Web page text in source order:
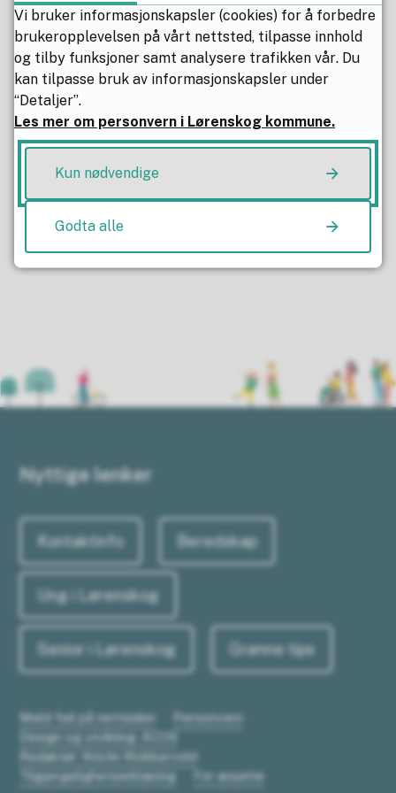
Nyttige nettsider og brosjyrer
Fant du det du lette etter?
Nyttige lenker
Kontaktinfo Beredskap
Ung i Lørenskog
Senior i Lørenskog Grønne tips
Meld feil på nettsiden
Personvern
Design og utvikling: ACOS
Redaktør: Kristin Klokkervold
Tilgjengelighetserklæring
For ansatte
Vi bruker informasjonskapsler (cookies) for å forbedre
brukeropplevelsen på vårt nettsted, tilpasse innhold
og tilby funksjoner samt analysere trafikken vår. Du
kan tilpasse bruk av informasjonskapsler under
“Detaljer”.
Les mer om personvern i Lørenskog kommune.
Kun nødvendige
Godta alle